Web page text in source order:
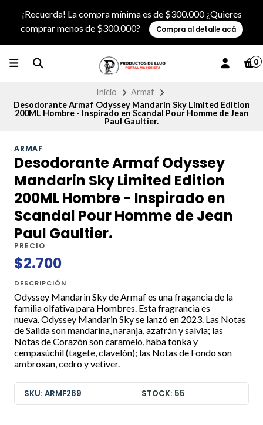
¡Recuerda! La compra mínima es de $300.000 ¿Quieres
comprar menos de $300.000?
Compra al detalle acá
0
Inicio
Armaf
Desodorante Armaf Odyssey Mandarin Sky Limited Edition
200ML Hombre - Inspirado en Scandal Pour Homme de Jean
Paul Gaultier.
ARMAF
Desodorante Armaf Odyssey
Mandarin Sky Limited Edition
200ML Hombre - Inspirado en
Scandal Pour Homme de Jean
Paul Gaultier.
PRECIO
$2.700
DESCRIPCIÓN
Odyssey Mandarin Sky de Armaf es una fragancia de la
familia olfativa para Hombres. Esta fragrancia es
nueva. Odyssey Mandarin Sky se lanzó en 2023. Las Notas
de Salida son mandarina, naranja, azafrán y salvia; las
Notas de Corazón son caramelo, haba tonka y
cempasúchil (tagete, clavelón); las Notas de Fondo son
ambroxan, cedro y vetiver.
SKU: ARMF269 STOCK: 55